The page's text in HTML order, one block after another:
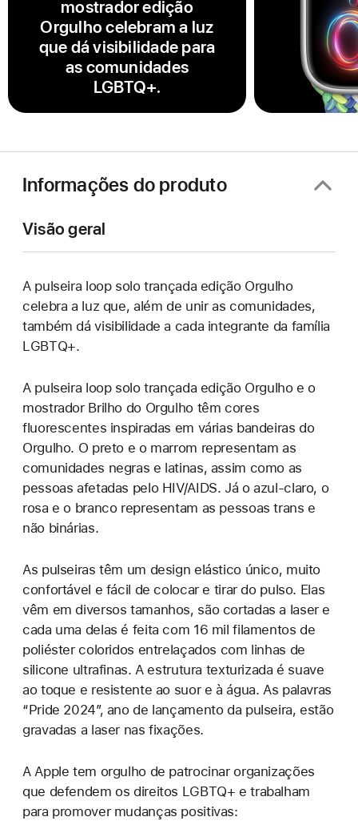
mostrador edição
Orgulho celebram a luz
que dá visibilidade para
as comunidades
LGBTQ+.
Informações do produto
Visão geral
A pulseira loop solo trançada edição Orgulho
celebra a luz que, além de unir as comunidades,
também dá visibilidade a cada integrante da família
LGBTQ+.
A pulseira loop solo trançada edição Orgulho e o
mostrador Brilho do Orgulho têm cores
fluorescentes inspiradas em várias bandeiras do
Orgulho. O preto e o marrom representam as
comunidades negras e latinas, assim como as
pessoas afetadas pelo HIV/AIDS. Já o azul-claro, o
rosa e o branco representam as pessoas trans e
não binárias.
As pulseiras têm um design elástico único, muito
confortável e fácil de colocar e tirar do pulso. Elas
vêm em diversos tamanhos, são cortadas a laser e
cada uma delas é feita com 16 mil filamentos de
poliéster coloridos entrelaçados com linhas de
silicone ultrafinas. A estrutura texturizada é suave
ao toque e resistente ao suor e à água. As palavras
“Pride 2024”, ano de lançamento da pulseira, estão
gravadas a laser nas fixações.
A Apple tem orgulho de patrocinar organizações
que defendem os direitos LGBTQ+ e trabalham
para promover mudanças positivas: